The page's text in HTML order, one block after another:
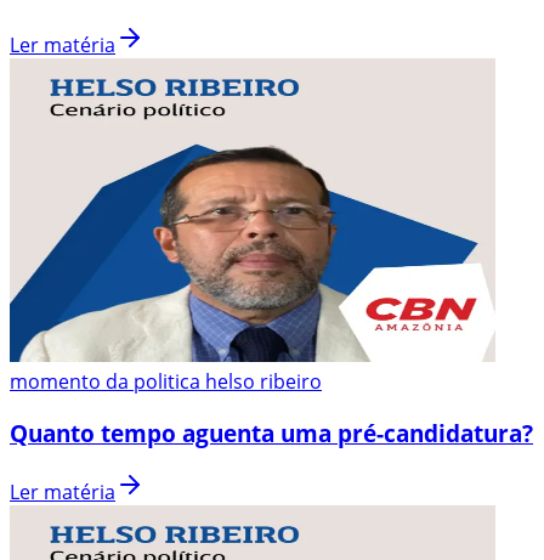
Ler matéria
momento da politica helso ribeiro
Quanto tempo aguenta uma pré-candidatura?
Ler matéria